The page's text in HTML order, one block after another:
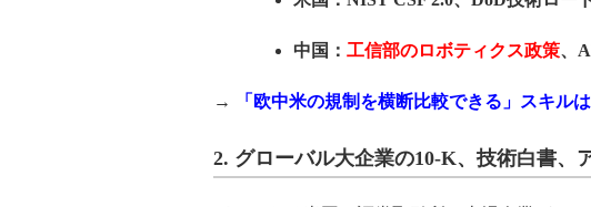
中国： 工信部のロボティクス政策、
→ 「欧中米の規制を横断比較できる」スキル
2. グローバル大企業の10-K、技術白書、